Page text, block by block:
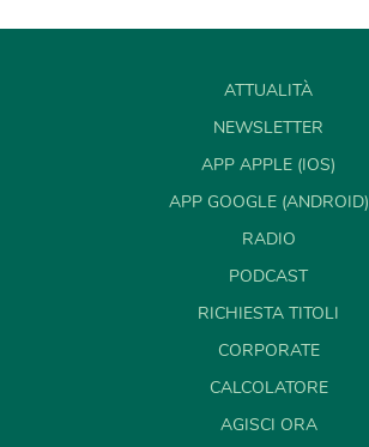
ATTUALITÀ
NEWSLETTER
APP APPLE (IOS)
APP GOOGLE (ANDROID)
RADIO
PODCAST
RICHIESTA TITOLI
CORPORATE
CALCOLATORE
AGISCI ORA